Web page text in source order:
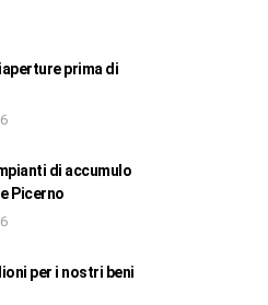
prima di
di accumulo
Picerno
per i nostri beni